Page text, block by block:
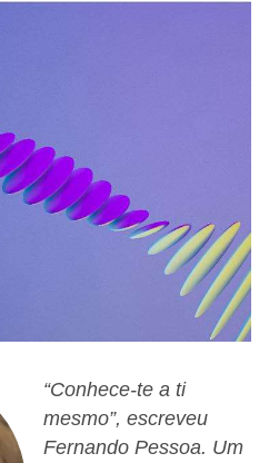
“Conhece-te a ti
mesmo”, escreveu
Fernando Pessoa. Um